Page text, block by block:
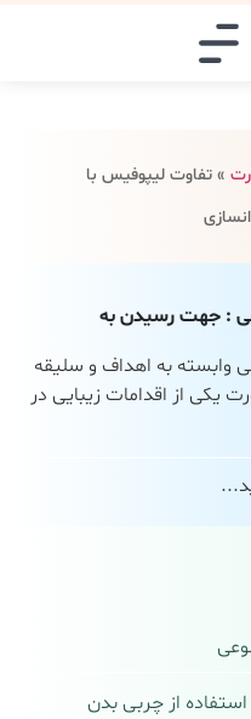
» تفاوت لیپوفیس با
: جهت رسیدن به
وابسته به اهداف و سلیقه
از اقدامات زیبایی در
از چربی بدن